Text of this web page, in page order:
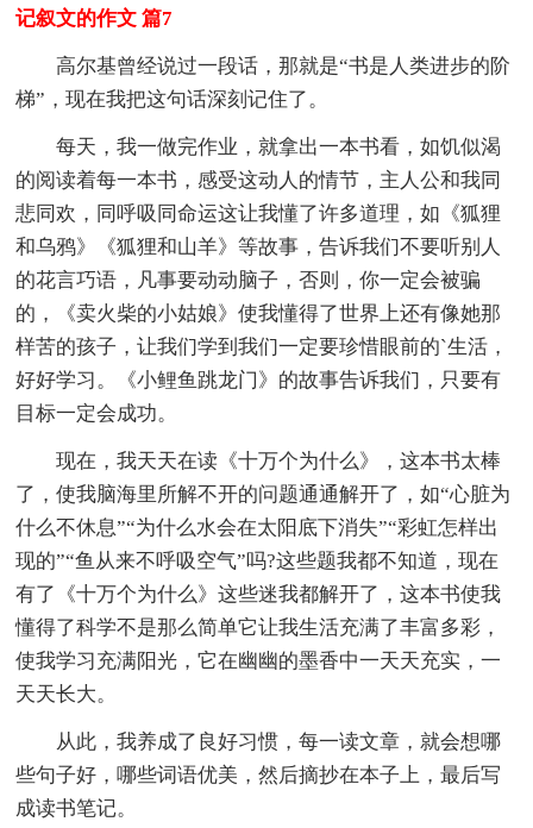
记叙文的作文 篇7
高尔基曾经说过一段话，那就是“书是人类进步的阶
梯”，现在我把这句话深刻记住了。
每天，我一做完作业，就拿出一本书看，如饥似渴
的阅读着每一本书，感受这动人的情节，主人公和我同
悲同欢，同呼吸同命运这让我懂了许多道理，如《狐狸
和乌鸦》《狐狸和山羊》等故事，告诉我们不要听别人
的花言巧语，凡事要动动脑子，否则，你一定会被骗
的，《卖火柴的小姑娘》使我懂得了世界上还有像她那
样苦的孩子，让我们学到我们一定要珍惜眼前的`生活，
好好学习。《小鲤鱼跳龙门》的故事告诉我们，只要有
目标一定会成功。
现在，我天天在读《十万个为什么》，这本书太棒
了，使我脑海里所解不开的问题通通解开了，如“心脏为
什么不休息”“为什么水会在太阳底下消失”“彩虹怎样出
现的”“鱼从来不呼吸空气”吗?这些题我都不知道，现在
有了《十万个为什么》这些迷我都解开了，这本书使我
懂得了科学不是那么简单它让我生活充满了丰富多彩，
使我学习充满阳光，它在幽幽的墨香中一天天充实，一
天天长大。
从此，我养成了良好习惯，每一读文章，就会想哪
些句子好，哪些词语优美，然后摘抄在本子上，最后写
成读书笔记。